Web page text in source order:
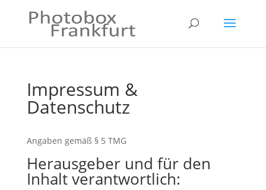
Impressum &
Datenschutz
Angaben gemäß § 5 TMG
Herausgeber und für den
Inhalt verantwortlich: